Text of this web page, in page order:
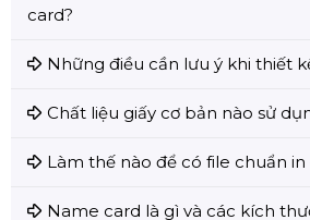
card?
Những điều cần lưu ý khi thiết
Chất liệu giấy cơ bản nào sử
Làm thế nào để có file chuẩn
Name card là gì và các kích